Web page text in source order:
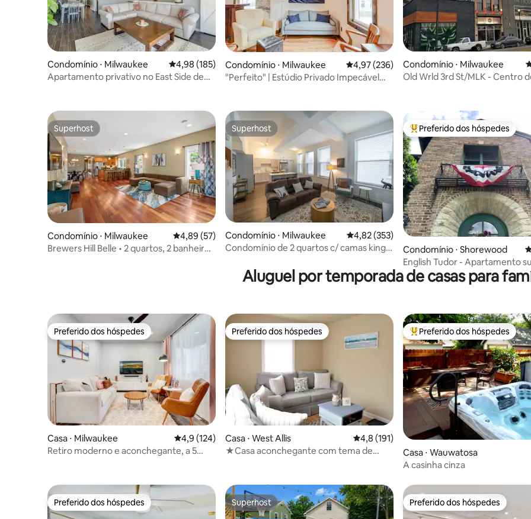
Condomínio ⋅ Milwaukee 4,98 de uma avaliação média de 5, 185 avaliações
4,98 (185)
Apartamento privativo no East Side de
Condomínio ⋅ Milwaukee 4,97 de uma avaliação média de 5, 236
4,97 (236)
"Perfeito" | Estúdio Privado Impecável
Condomínio ⋅ Milwaukee
Old Wrld 3rd St/MLK - Centro
Superhost
Superhost
Condomínio ⋅ Milwaukee 4,89 de uma avaliação média de 5, 57 avaliações
4,89 (57)
Brewers Hill Belle • 2 quartos, 2 banheiros
Superhost
Superhost
Condomínio ⋅ Milwaukee 4,82 de uma avaliação média de 5, 353
4,82 (353)
Condomínio de 2 quartos c/ camas king
cidade
Entre os melhores preferidos
Preferido dos hóspedes
Condomínio ⋅ Shorewood
English Tudor - Apartamento
poucos quarteirões da praia
Aluguel por temporada de casas para
Preferido dos hóspedes
Preferido dos hóspedes
Casa ⋅ Milwaukee 4,9 de uma avaliação média de 5, 124 avaliações
4,9 (124)
Retiro moderno e aconchegante, a 5
Preferido dos hóspedes
Preferido dos hóspedes
Casa ⋅ West Allis 4,8 de uma avaliação média de 5, 191
4,8 (191)
★Casa aconchegante com tema de
Entre os melhores preferidos
Preferido dos hóspedes
Casa ⋅ Wauwatosa
A casinha cinza
Preferido dos hóspedes
Preferido dos hóspedes Superhost
Superhost Preferido dos hóspedes
Preferido dos hóspedes